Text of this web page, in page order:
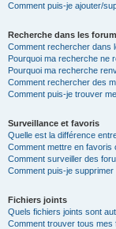
Comment puis-je ajouter/
Recherche dans les
Comment rechercher dans
Pourquoi ma recherche ne
Pourquoi ma recherche
Comment rechercher des
Comment puis-je trouver
Surveillance et favoris
Quelle est la différence
Comment mettre en favoris
Comment surveiller des
Comment puis-je
Fichiers joints
Quels fichiers joints sont
Comment trouver tous mes